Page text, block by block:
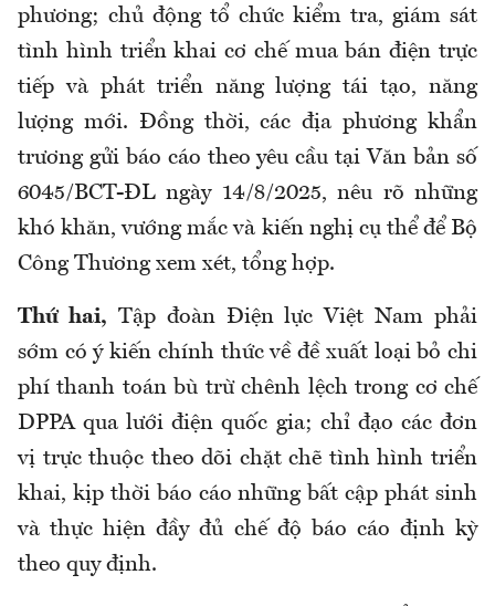
phương; chủ động tổ chức kiểm tra, giám sát
tình hình triển khai cơ chế mua bán điện trực
tiếp và phát triển năng lượng tái tạo, năng
lượng mới. Đồng thời, các địa phương khẩn
trương gửi báo cáo theo yêu cầu tại Văn bản số
6045/BCT-ĐL ngày 14/8/2025, nêu rõ những
khó khăn, vướng mắc và kiến nghị cụ thể để Bộ
Công Thương xem xét, tổng hợp.
Thứ hai, Tập đoàn Điện lực Việt Nam phải
sớm có ý kiến chính thức về đề xuất loại bỏ chi
phí thanh toán bù trừ chênh lệch trong cơ chế
DPPA qua lưới điện quốc gia; chỉ đạo các đơn
vị trực thuộc theo dõi chặt chẽ tình hình triển
khai, kịp thời báo cáo những bất cập phát sinh
và thực hiện đầy đủ chế độ báo cáo định kỳ
theo quy định.